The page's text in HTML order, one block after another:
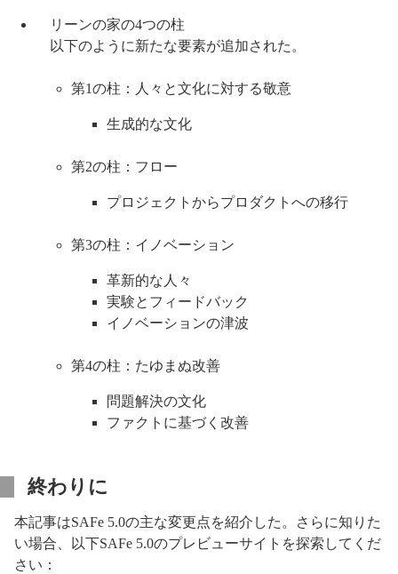
リーンの家の4つの柱
以下のように新たな要素が追加された。
第1の柱：人々と文化に対する敬意
生成的な文化
第2の柱：フロー
プロジェクトからプロダクトへの移行
第3の柱：イノベーション
革新的な人々
実験とフィードバック
イノベーションの津波
第4の柱：たゆまぬ改善
問題解決の文化
ファクトに基づく改善
終わりに
本記事はSAFe 5.0の主な変更点を紹介した。さらに知りた
い場合、以下SAFe 5.0のプレビューサイトを探索してくだ
さい：